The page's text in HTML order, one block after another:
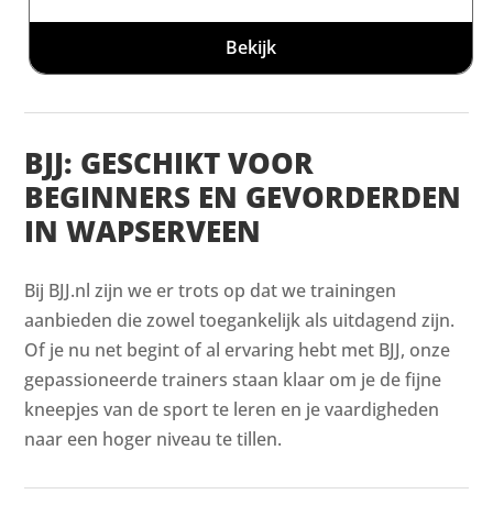
Bekijk
BJJ: GESCHIKT VOOR
BEGINNERS EN GEVORDERDEN
IN WAPSERVEEN
Bij BJJ.nl zijn we er trots op dat we trainingen
aanbieden die zowel toegankelijk als uitdagend zijn.
Of je nu net begint of al ervaring hebt met BJJ, onze
gepassioneerde trainers staan klaar om je de fijne
kneepjes van de sport te leren en je vaardigheden
naar een hoger niveau te tillen.